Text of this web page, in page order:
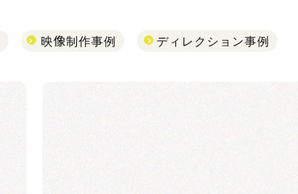
映像制作事例 ディレクション事例